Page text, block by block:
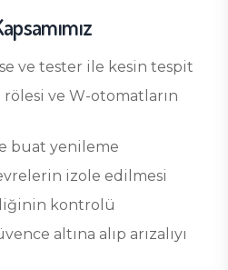
ve tester ile kesin tespit
rölesi ve W-otomatların
buat yenileme
izole edilmesi
kontrolü
altına alıp arızalıyı